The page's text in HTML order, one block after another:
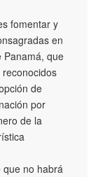
fomentar y
en
Panamá, que
de
por
de la
que no habrá